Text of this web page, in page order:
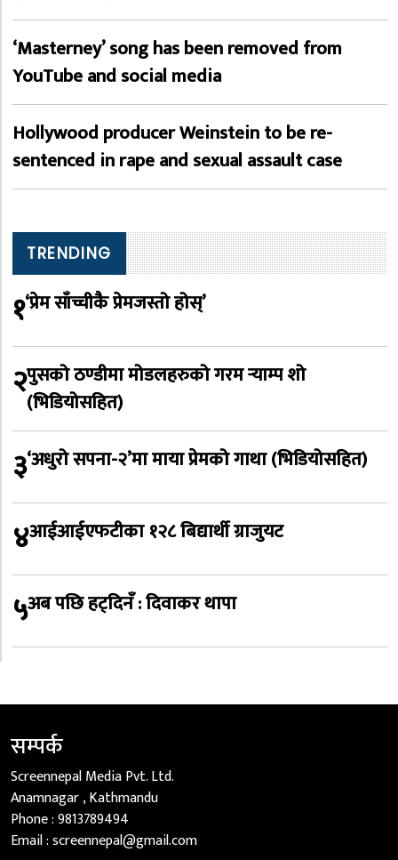
‘Masterney’ song has been removed from
YouTube and social media
Hollywood producer Weinstein to be re-
sentenced in rape and sexual assault case
TRENDING
१‘प्रेम साँच्चीकै प्रेमजस्तो होस्’
२पुसको ठण्डीमा मोडलहरुको गरम र्‍याम्प शो
(भिडियोसहित)
३‘अधुरो सपना-२’मा माया प्रेमको गाथा (भिडियोसहित)
४आईआईएफटीका १२८ बिद्यार्थी ग्राजुयट
५अब पछि हट्दिनँ : दिवाकर थापा
सम्पर्क
Screennepal Media Pvt. Ltd.
Anamnagar , Kathmandu
Phone :9813789494
Email :screennepal@gmail.com